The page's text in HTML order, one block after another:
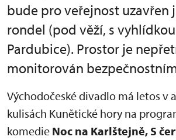
bude pro veřejnost uzavřen
rondel (pod věží, s
Pardubice). Prostor je
monitorován
Východočeské divadlo má letos v
kulisách Kunětické hory na
komedie Noc na Karlštejně, S